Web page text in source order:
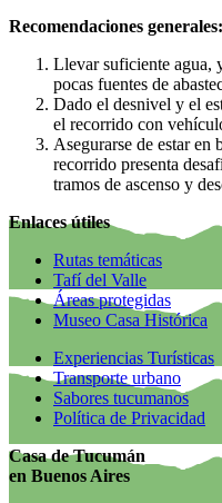
Recomendaciones generales:
Llevar suficiente agua,
pocas fuentes de
Dado el desnivel y el
el recorrido con
Asegurarse de estar en
recorrido presenta
tramos de ascenso y
Enlaces útiles
Rutas temáticas
Tafí del Valle
Áreas protegidas
Museo Casa Histórica
Experiencias Turísticas
Transporte urbano
Sabores tucumanos
Política de Privacidad
Casa de Tucumán
en Buenos Aires